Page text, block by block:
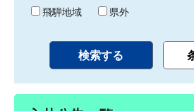
飛騨地域
県外